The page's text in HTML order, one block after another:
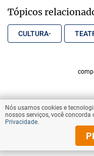
Tópicos
CULTURA-
© Copyright 2025 Diários
Nós usamos cookies e
nossos serviços, você
Privacidade.